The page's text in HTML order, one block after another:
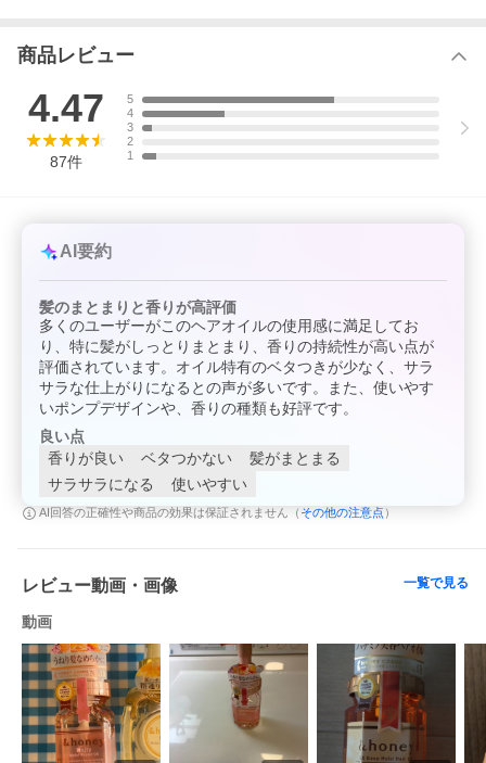
商品レビュー
4.47
87件
5
4
3
2
1
AI要約
髪のまとまりと香りが高評価
多くのユーザーがこのヘアオイルの使用感に満足してお
り、特に髪がしっとりまとまり、香りの持続性が高い点が
評価されています。オイル特有のベタつきが少なく、サラ
サラな仕上がりになるとの声が多いです。また、使いやす
いポンプデザインや、香りの種類も好評です。
良い点
香りが良い
ベタつかない
髪がまとまる
サラサラになる
使いやすい
AI回答の正確性や商品の効果は保証されません（ その他の注意点 ）
レビュー動画・画像 一覧で見る
動画